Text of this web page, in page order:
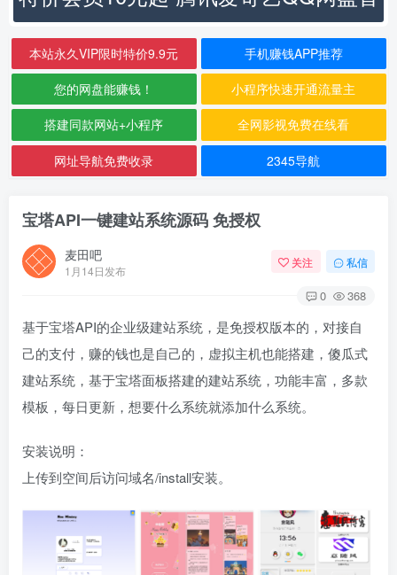
乐
本站永久VIP限时特价9.9元 手机赚钱APP推荐
您的网盘能赚钱！ 小程序快速开通流量主
搭建同款网站+小程序 全网影视免费在线看
网址导航免费收录 2345导航
宝塔API一键建站系统源码 免授权
麦田吧
1月14日发布
关注 私信
0 368
基于宝塔API的企业级建站系统，是免授权版本的，对接自
己的支付，赚的钱也是自己的，虚拟主机也能搭建，傻瓜式
建站系统，基于宝塔面板搭建的建站系统，功能丰富，多款
模板，每日更新，想要什么系统就添加什么系统。
安装说明：
上传到空间后访问域名/install安装。